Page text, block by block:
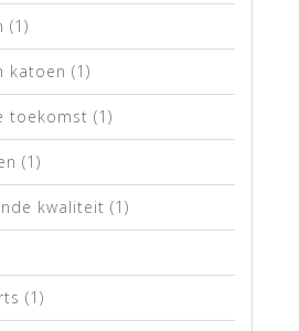
(1)
katoen (1)
toekomst (1)
(1)
kwaliteit (1)
(1)